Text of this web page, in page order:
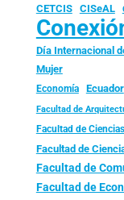
CETCIS CISeAL
Día Internacional
Mujer
Economía Ecuador
Facultad de
Facultad de
Facultad de
Facultad de
Facultad de